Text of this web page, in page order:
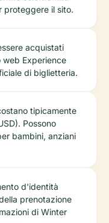
proteggere il sito.
acquistati
web Experience
di biglietteria.
tipicamente
Possono
bambini, anziani
d'identità
prenotazione
di Winter